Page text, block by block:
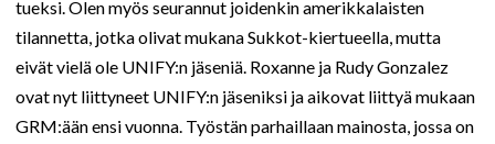
tueksi. Olen myös seurannut joidenkin amerikkalaisten
tilannetta, jotka olivat mukana Sukkot-kiertueella, mutta
eivät vielä ole UNIFY:n jäseniä. Roxanne ja Rudy Gonzalez
ovat nyt liittyneet UNIFY:n jäseniksi ja aikovat liittyä mukaan
GRM:ään ensi vuonna. Työstän parhaillaan mainosta, jossa on